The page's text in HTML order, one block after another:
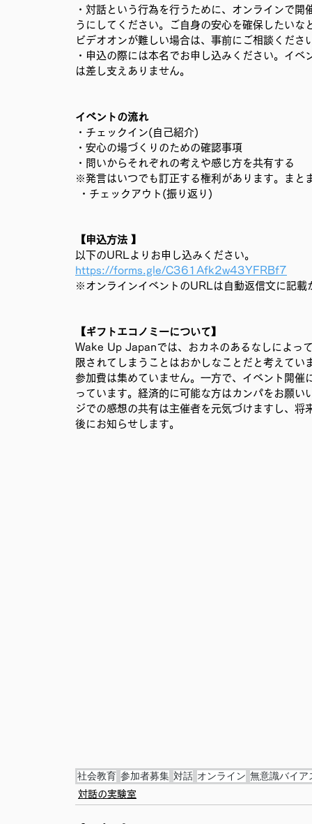
・対話という行為を行うために、オンラインで
うにしてください。ご自身の安心を確保したい
ビデオオンが難しい場合は、事前にご相談くだ
・申込の際には本名でお申し込みください。イ
は差し支えありません。
イベントの流れ
・チェックイン(自己紹介)
・安心の場づくりのための確認事項
・問いからそれぞれの考えや感じ方を共有する
※発言はいつでも訂正する権利があります。まと
・チェックアウト(振り返り)
【申込方法 】
以下のURLよりお申し込みください。
https://forms.gle/C361Afk2w43YFRBf7
※オンラインイベントのURLは自動返信文に記載
【ギフトエコノミーについて】
Wake Up Japanでは、おカネのあるなしによっ
限されてしまうことはおかしなことだと考えて
参加費は集めていません。一方で、イベント開
っています。経済的に可能な方はカンパをお願
ジでの感想の共有は主催者を元気づけますし、
後にお知らせします。
社会教育 参加者募集 対話 オンライン 無意識バイア
対話の実験室